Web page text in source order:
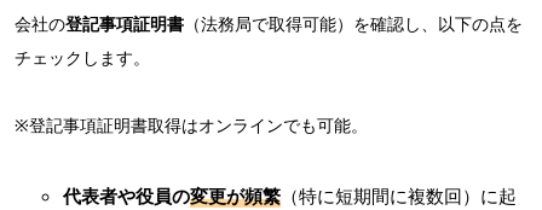
会社の登記事項証明書 （法務局で取得可能）を確認し、以下の点を
チェックします。
※登記事項証明書取得はオンラインでも可能。
代表者や役員の変更が頻繁（特に短期間に複数回）に起